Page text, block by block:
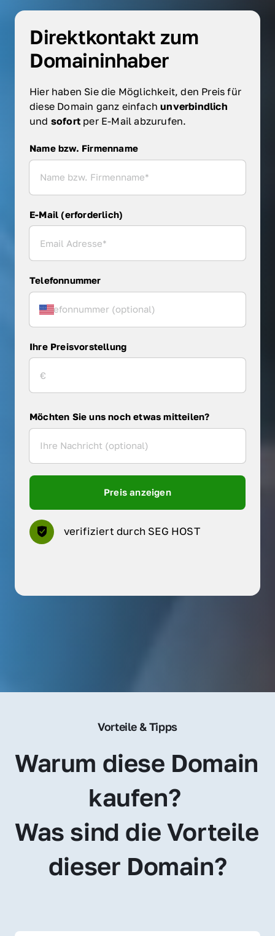
Direktkontakt zum
Domaininhaber
Hier haben Sie die Möglichkeit, den Preis für
diese Domain ganz einfach
und sofort per E-Mail abzurufen.
Name bzw. Firmenname
Name bzw. Firmenname
E-Mail (erforderlich)
Telefonnummer
Ihre Preisvorstellung
Möchten Sie uns noch etwas mitteilen?
Preis anzeigen
verifiziert durch SEG HOST
Vorteile & Tipps
Warum diese Domain
kaufen?
Was sind die Vorteile
dieser Domain?